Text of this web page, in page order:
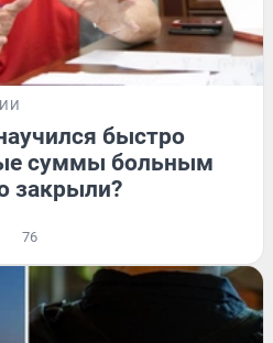
быстро
суммы больным
закрыли?
76